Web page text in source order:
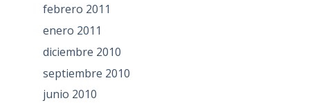
febrero 2011
enero 2011
diciembre 2010
septiembre 2010
junio 2010